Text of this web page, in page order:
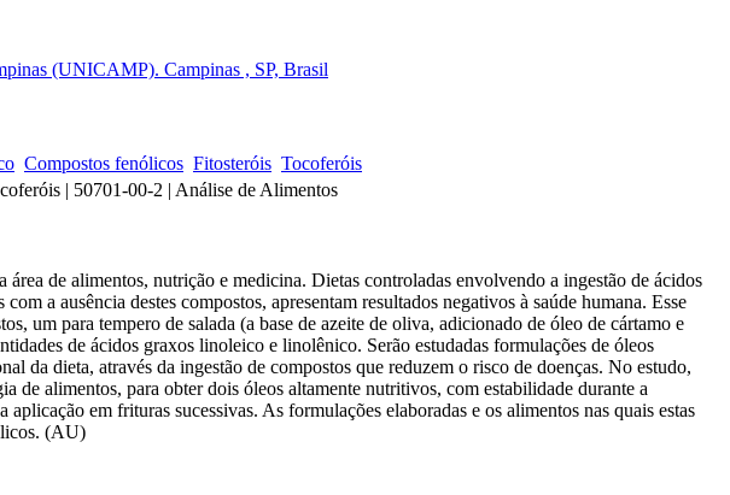
(UNICAMP). Campinas , SP, Brasil
Compostos fenólicos Fitosteróis Tocoferóis
| 50701-00-2 | Análise de Alimentos
de alimentos, nutrição e medicina. Dietas controladas envolvendo a ingestão de ácidos
a ausência destes compostos, apresentam resultados negativos à saúde humana. Esse
um para tempero de salada (a base de azeite de oliva, adicionado de óleo de cártamo e
de ácidos graxos linoleico e linolênico. Serão estudadas formulações de óleos
da dieta, através da ingestão de compostos que reduzem o risco de doenças. No estudo,
alimentos, para obter dois óleos altamente nutritivos, com estabilidade durante a
em frituras sucessivas. As formulações elaboradas e os alimentos nas quais estas
(AU)